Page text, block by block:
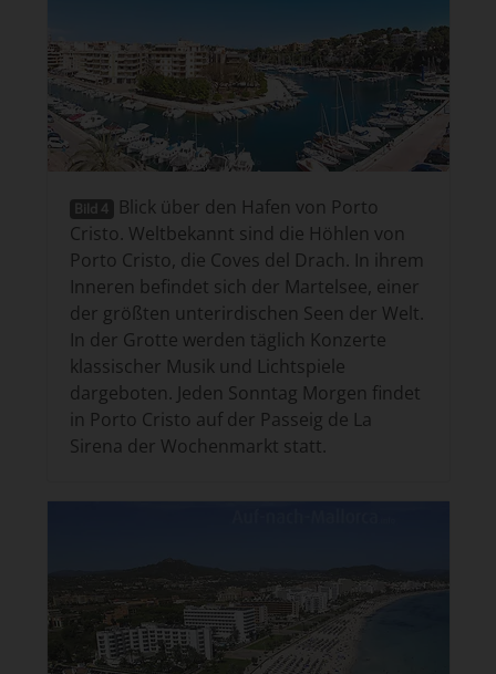
Bild 4
Blick über den Hafen von Porto
Cristo. Weltbekannt sind die Höhlen von
Porto Cristo, die Coves del Drach. In ihrem
Inneren befindet sich der Martelsee, einer
der größten unterirdischen Seen der Welt.
In der Grotte werden täglich Konzerte
klassischer Musik und Lichtspiele
dargeboten. Jeden Sonntag Morgen findet
in Porto Cristo auf der Passeig de La
Sirena der Wochenmarkt statt.